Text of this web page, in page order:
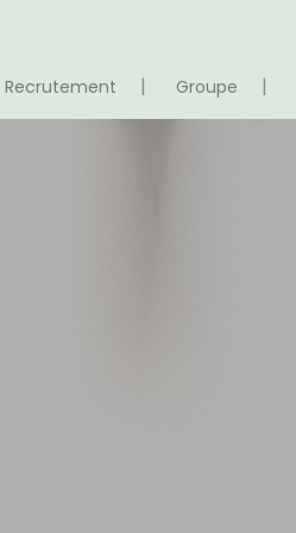
Recrutement Groupe